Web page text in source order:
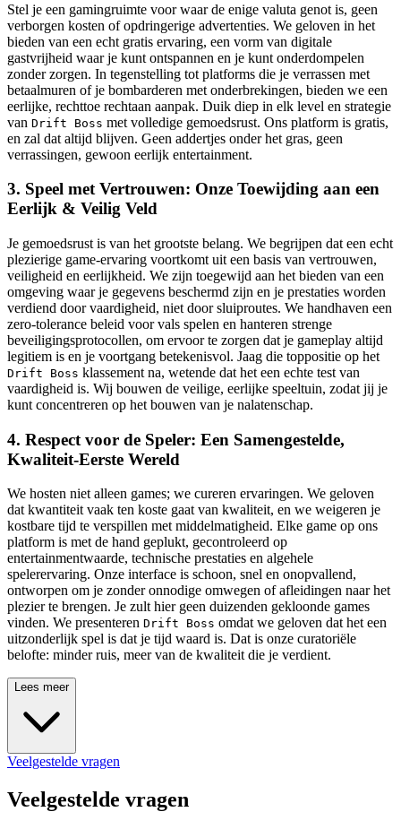
Stel je een gamingruimte voor waar de enige valuta genot is, geen
verborgen kosten of opdringerige advertenties. We geloven in het
bieden van een echt gratis ervaring, een vorm van digitale
gastvrijheid waar je kunt ontspannen en je kunt onderdompelen
zonder zorgen. In tegenstelling tot platforms die je verrassen met
betaalmuren of je bombarderen met onderbrekingen, bieden we een
eerlijke, rechttoe rechtaan aanpak. Duik diep in elk level en strategie
van Drift Boss met volledige gemoedsrust. Ons platform is gratis,
en zal dat altijd blijven. Geen addertjes onder het gras, geen
verrassingen, gewoon eerlijk entertainment.
3. Speel met Vertrouwen: Onze Toewijding aan een
Eerlijk & Veilig Veld
Je gemoedsrust is van het grootste belang. We begrijpen dat een echt
plezierige game-ervaring voortkomt uit een basis van vertrouwen,
veiligheid en eerlijkheid. We zijn toegewijd aan het bieden van een
omgeving waar je gegevens beschermd zijn en je prestaties worden
verdiend door vaardigheid, niet door sluiproutes. We handhaven een
zero-tolerance beleid voor vals spelen en hanteren strenge
beveiligingsprotocollen, om ervoor te zorgen dat je gameplay altijd
legitiem is en je voortgang betekenisvol. Jaag die toppositie op het
Drift Boss klassement na, wetende dat het een echte test van
vaardigheid is. Wij bouwen de veilige, eerlijke speeltuin, zodat jij je
kunt concentreren op het bouwen van je nalatenschap.
4. Respect voor de Speler: Een Samengestelde,
Kwaliteit-Eerste Wereld
We hosten niet alleen games; we cureren ervaringen. We geloven
dat kwantiteit vaak ten koste gaat van kwaliteit, en we weigeren je
kostbare tijd te verspillen met middelmatigheid. Elke game op ons
platform is met de hand geplukt, gecontroleerd op
entertainmentwaarde, technische prestaties en algehele
spelerervaring. Onze interface is schoon, snel en onopvallend,
ontworpen om je zonder onnodige omwegen of afleidingen naar het
plezier te brengen. Je zult hier geen duizenden gekloonde games
vinden. We presenteren Drift Boss omdat we geloven dat het een
uitzonderlijk spel is dat je tijd waard is. Dat is onze curatoriële
belofte: minder ruis, meer van de kwaliteit die je verdient.
Lees meer
Veelgestelde vragen
Veelgestelde vragen